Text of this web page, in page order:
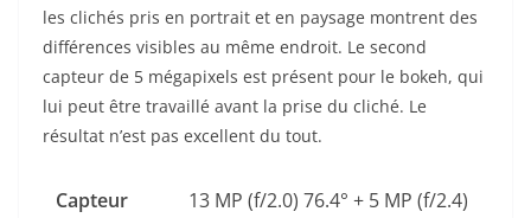
les clichés pris en portrait et en paysage montrent des
différences visibles au même endroit. Le second
capteur de 5 mégapixels est présent pour le bokeh, qui
lui peut être travaillé avant la prise du cliché. Le
résultat n’est pas excellent du tout.
Capteur
13 MP (f/2.0) 76.4° + 5 MP (f/2.4)